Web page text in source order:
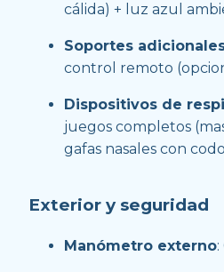
cálida) + luz azul
Soportes
control remoto
Dispositivos de
juegos completos
gafas nasales con
Exterior y seguridad
Manómetro externo